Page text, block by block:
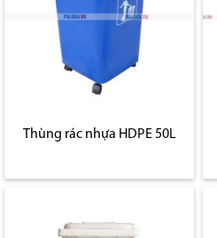
Thùng rác nhựa HDPE 50L